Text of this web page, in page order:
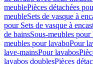
meublePièces détachées
meubleSets de vasque à
pour Sets de vasque à
de bainsSous-meubles pour
meubles pour lavaboPour
lave-mainsPour lavabos
lavabos doublesPièces